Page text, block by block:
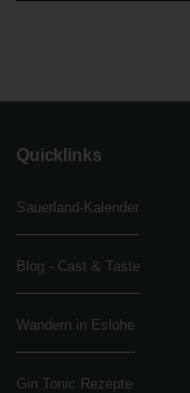
Quicklinks
Sauerland-Kalender
Blog - Cast & Taste
Wandern in Eslohe
Gin Tonic Rezepte